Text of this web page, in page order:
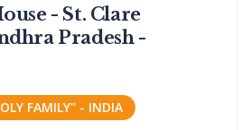
- St. Clare
Pradesh -
FAMILY" - INDIA